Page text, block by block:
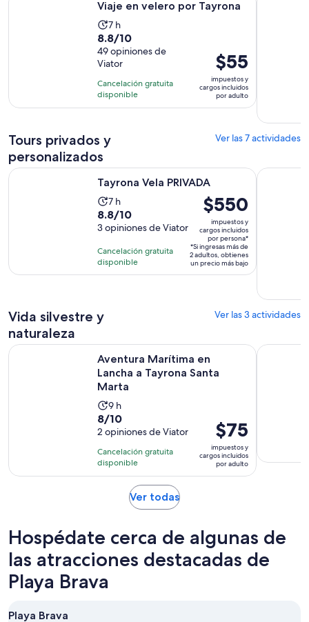
Viaje en velero por Tayrona
La
actividad
dura
7
horas
7 h
8.8
de
10
con
49
opiniones
8.8/10
49 opiniones de
Viator
Cancelación gratuita
disponible
El
precio
es
de
adulto
$55
impuestos y
cargos incluidos
por adulto
Tours privados y
personalizados
Ver las 7 actividades
Tayrona Vela PRIVADA
La
actividad
dura
horas
7 h
8.8
de
con
3
8.8/10
3 opiniones de Viator
Cancelación gratuita
disponible
El
precio
es
de
$550.
por
$550
impuestos y
cargos incluidos
por persona*
*Si ingresas más de
2 adultos, obtienes
un precio más bajo
Tayrona Vela PRIVADA Se abrirá en una nueva pestañaTayrona
Vida silvestre y
naturaleza
Ver las 3 actividades
Aventura Marítima en
Lancha a Tayrona Santa
Marta
La
actividad
dura
9
horas
9 h
8.0
de
10
con
2
opiniones
8/10
2 opiniones de Viator
Cancelación gratuita
disponible
El
precio
es
de
$75
impuestos y
cargos incluidos
por adulto
Aventura Marítima en Lancha a Tayrona Santa MartaSe
Ver todasSe
una
nueva
pestaña
Hospédate cerca de algunas de
las atracciones destacadas de
Playa Brava
Playa Brava